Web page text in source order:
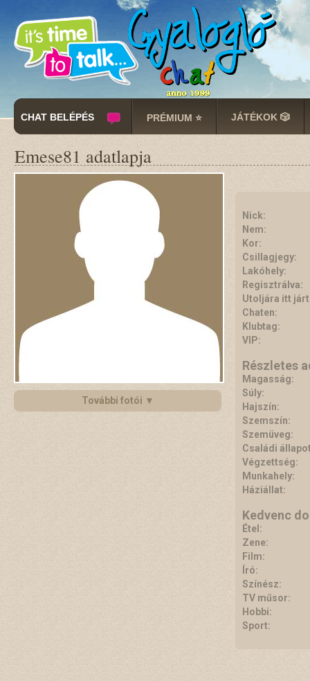
CHAT BELÉPÉS PRÉMIUM ⭐ JÁTÉKOK 🎲
Emese81 adatlapja
További fotói ▼
Nick:
Nem:
Kor:
Csillagjegy:
Lakóhely:
Regisztrálva:
Utoljára itt
Chaten:
Klubtag:
VIP:
Részletes
Magasság:
Súly:
Hajszín:
Szemszín:
Szemüveg:
Családi
Végzettség:
Munkahely:
Háziállat:
Kedvenc
Étel:
Zene:
Film:
Író:
Színész:
TV műsor:
Hobbi:
Sport: